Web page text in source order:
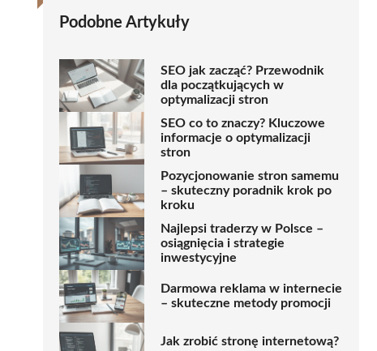
Podobne Artykuły
SEO jak zacząć? Przewodnik
dla początkujących w
optymalizacji stron
SEO co to znaczy? Kluczowe
informacje o optymalizacji
stron
Pozycjonowanie stron samemu
– skuteczny poradnik krok po
kroku
Najlepsi traderzy w Polsce –
osiągnięcia i strategie
inwestycyjne
Darmowa reklama w internecie
– skuteczne metody promocji
Jak zrobić stronę internetową?